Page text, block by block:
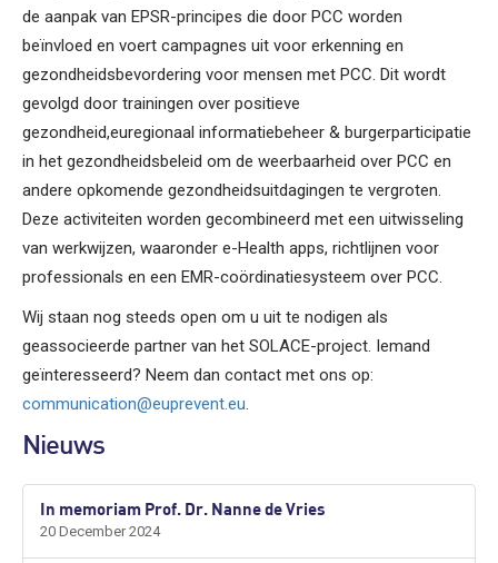
de aanpak van EPSR-principes die door PCC worden
beïnvloed en voert campagnes uit voor erkenning en
gezondheidsbevordering voor mensen met PCC. Dit wordt
gevolgd door trainingen over positieve
gezondheid,euregionaal informatiebeheer & burgerparticipatie
in het gezondheidsbeleid om de weerbaarheid over PCC en
andere opkomende gezondheidsuitdagingen te vergroten.
Deze activiteiten worden gecombineerd met een uitwisseling
van werkwijzen, waaronder e-Health apps, richtlijnen voor
professionals en een EMR-coördinatiesysteem over PCC.
Wij staan nog steeds open om u uit te nodigen als
geassocieerde partner van het SOLACE-project. Iemand
geïnteresseerd? Neem dan contact met ons op:
communication@euprevent.eu.
Nieuws
In memoriam Prof. Dr. Nanne de Vries
20 December 2024